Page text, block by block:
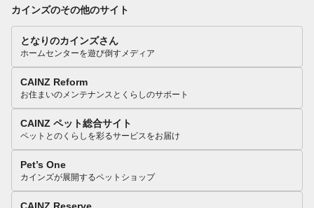
カインズのその他のサイト
となりのカインズさん
ホームセンターを遊び倒すメディア
CAINZ Reform
お住まいのメンテナンスとくらしのサポート
CAINZ ペット総合サイト
ペットとのくらしを彩るサービスをお届け
Pet’s One
カインズが展開するペットショップ